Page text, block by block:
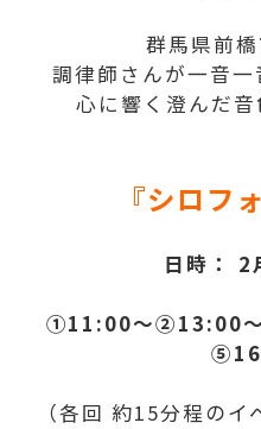
群馬県前橋
調律師さんが一音一
心に響く澄んだ音
『シロフ
日時：
①11:00～②13:00～
（各回 約15分程のイ